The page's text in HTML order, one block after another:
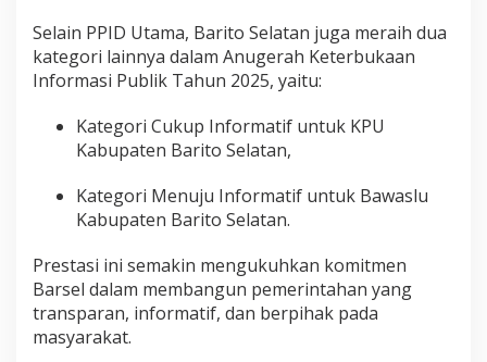
Selain PPID Utama, Barito Selatan juga meraih dua
kategori lainnya dalam Anugerah Keterbukaan
Informasi Publik Tahun 2025, yaitu:
Kategori Cukup Informatif untuk KPU
Kabupaten Barito Selatan,
Kategori Menuju Informatif untuk Bawaslu
Kabupaten Barito Selatan.
Prestasi ini semakin mengukuhkan komitmen
Barsel dalam membangun pemerintahan yang
transparan, informatif, dan berpihak pada
masyarakat.